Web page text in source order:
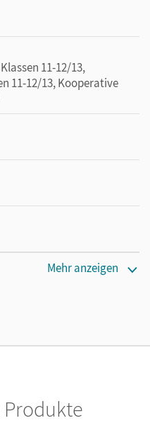
11-12/13,
11-12/13, Kooperative
Mehr anzeigen